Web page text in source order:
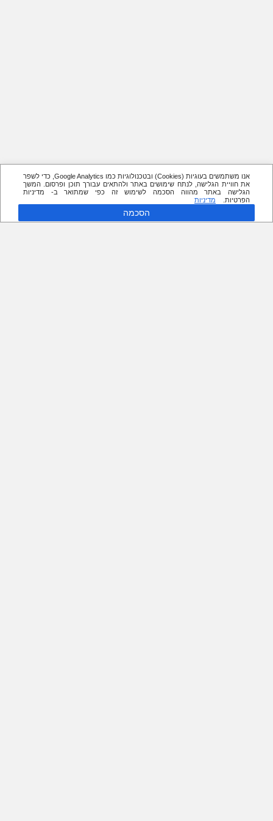
אנו משתמשים בעוגיות (Cookies) ובטכנולוגיות כמו Google Analytics, כדי לשפר
את חוויית הגלישה, לנתח שימושים באתר ולהתאים עבורך תוכן ופרסום. המשך
הגלישה באתר מהווה הסכמה לשימוש זה כפי שמתואר ב- מדיניות
הפרטיות.
מדיניות
הסכמה